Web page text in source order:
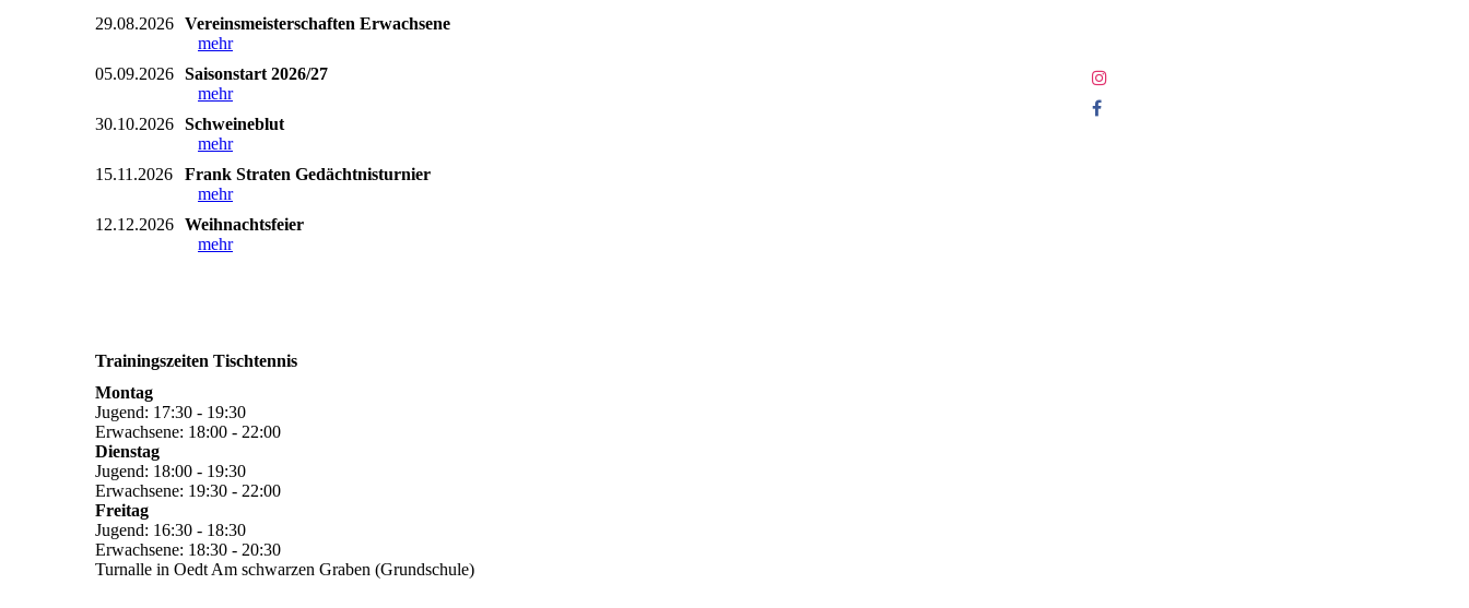
29.08.2026 Vereinsmeisterschaften Erwachsene
mehr
05.09.2026 Saisonstart 2026/27
mehr
30.10.2026 Schweineblut
mehr
15.11.2026
Frank Straten Gedächtnisturnier
mehr
12.12.2026 Weihnachtsfeier
mehr
Trainingszeiten Tischtennis
Montag
Jugend: 17:30 - 19:30
Erwachsene: 18:00 - 22:00
Dienstag
Jugend: 18:00 - 19:30
Erwachsene: 19:30 - 22:00
Freitag
Jugend: 16:30 - 18:30
Erwachsene: 18:30 - 20:30
Turnalle in Oedt Am schwarzen Graben (Grundschule)